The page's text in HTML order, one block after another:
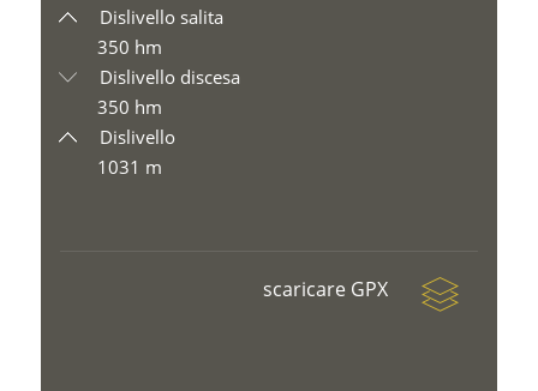
Dislivello salita
350 hm
Dislivello discesa
350 hm
Dislivello
1031 m
scaricare GPX